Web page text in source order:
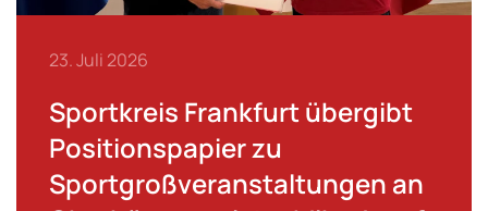
23. Juli 2026
Sportkreis Frankfurt übergibt
Positionspapier zu
Sportgroßveranstaltungen an